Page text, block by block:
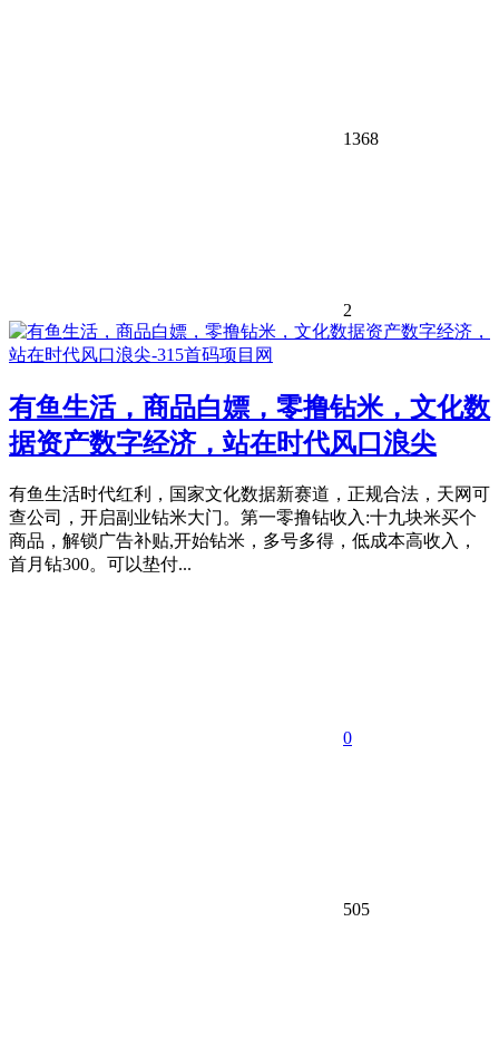
1368
2
有鱼生活，商品白嫖，零撸钻米，文化数
据资产数字经济，站在时代风口浪尖
有鱼生活时代红利，国家文化数据新赛道，正规合法，天网可
查公司，开启副业钻米大门。第一零撸钻收入:十九块米买个
商品，解锁广告补贴,开始钻米，多号多得，低成本高收入，
首月钻300。可以垫付...
0
505